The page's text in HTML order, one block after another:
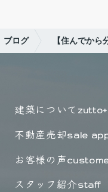
ブログ 【住んでか
建築について zutto+
不動産売却sale
お客様の声
スタッフ紹介staff